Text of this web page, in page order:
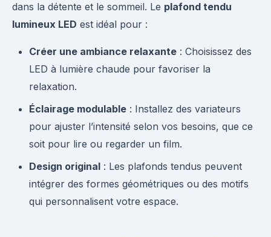
dans la détente et le sommeil. Le plafond tendu
lumineux LED est idéal pour :
Créer une ambiance relaxante : Choisissez des
LED à lumière chaude pour favoriser la
relaxation.
Éclairage modulable : Installez des variateurs
pour ajuster l’intensité selon vos besoins, que ce
soit pour lire ou regarder un film.
Design original : Les plafonds tendus peuvent
intégrer des formes géométriques ou des motifs
qui personnalisent votre espace.